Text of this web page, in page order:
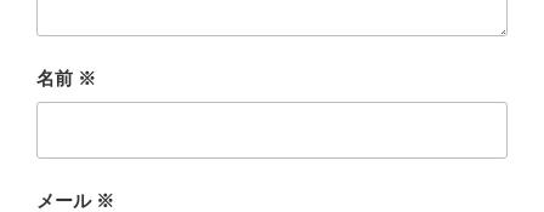
名前 ※
メール ※